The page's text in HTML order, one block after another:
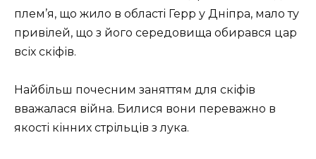
плем’я, що жило в області Герр у Дніпра, мало ту
привілей, що з його середовища обирався цар
всіх скіфів.
Найбільш почесним заняттям для скіфів
вважалася війна. Билися вони переважно в
якості кінних стрільців з лука.